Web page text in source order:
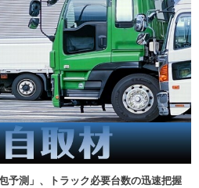
予測」、トラック必要台数の迅速把握